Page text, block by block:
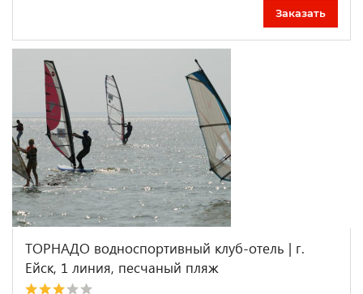
Заказать
ТОРНАДО водноспортивный клуб-отель | г.
Ейск, 1 линия, песчаный пляж